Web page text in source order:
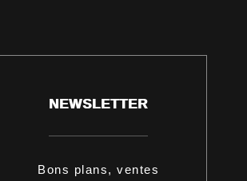
NEWSLETTER
Bons plans, ventes